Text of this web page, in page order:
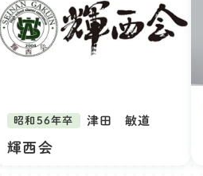
昭和56年卒 津田 敏道
輝西会